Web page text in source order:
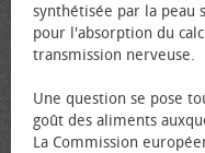
synthétisée par la peau
pour l'absorption du
transmission nerveuse.
Une question se pose
goût des aliments
La Commission